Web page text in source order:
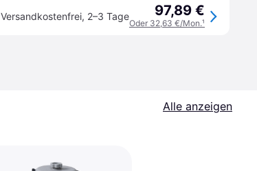
Versandkostenfrei, 2–3 Tage 97,89 €
Oder 32,63 €/Mon.¹
Alle anzeigen